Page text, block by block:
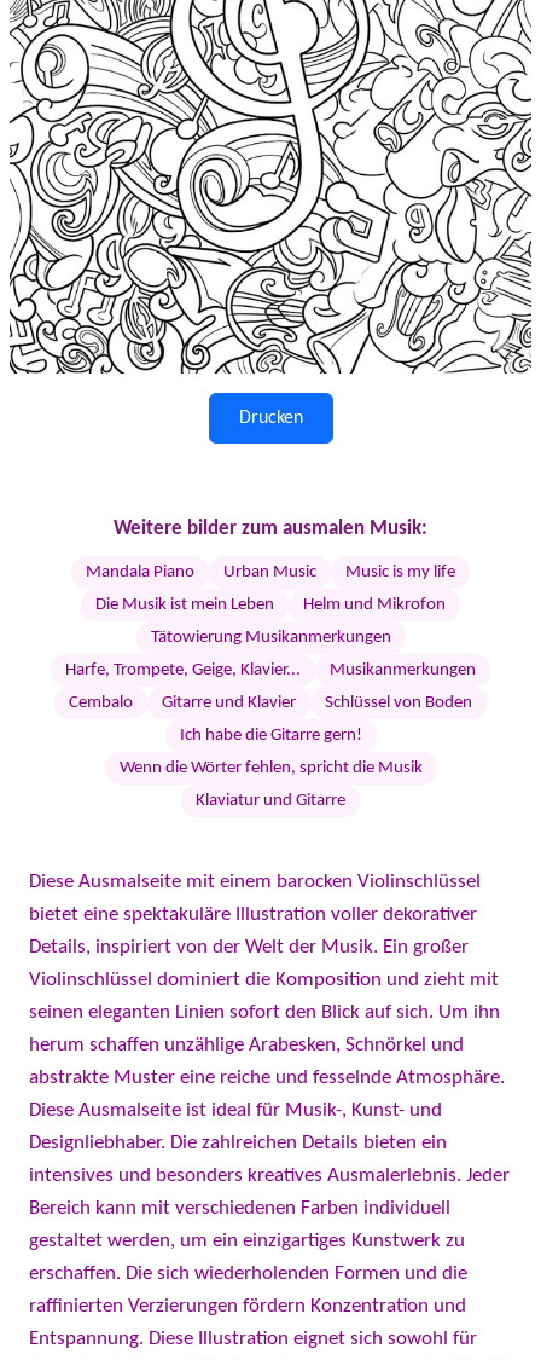
Drucken
Weitere bilder zum ausmalen Musik:
Mandala Piano Urban Music
Music is my life
Die Musik ist mein Leben
Helm und Mikrofon
Tätowierung Musikanmerkungen
Harfe, Trompete, Geige, Klavier...
Musikanmerkungen
Cembalo
Gitarre und Klavier
Schlüssel von Boden
Ich habe die Gitarre gern!
Wenn die Wörter fehlen, spricht die Musik
Klaviatur und Gitarre
Diese Ausmalseite mit einem barocken Violinschlüssel
bietet eine spektakuläre Illustration voller dekorativer
Details, inspiriert von der Welt der Musik. Ein großer
Violinschlüssel dominiert die Komposition und zieht mit
seinen eleganten Linien sofort den Blick auf sich. Um ihn
herum schaffen unzählige Arabesken, Schnörkel und
abstrakte Muster eine reiche und fesselnde Atmosphäre.
Diese Ausmalseite ist ideal für Musik-, Kunst- und
Designliebhaber. Die zahlreichen Details bieten ein
intensives und besonders kreatives Ausmalerlebnis. Jeder
Bereich kann mit verschiedenen Farben individuell
gestaltet werden, um ein einzigartiges Kunstwerk zu
erschaffen. Die sich wiederholenden Formen und die
raffinierten Verzierungen fördern Konzentration und
Entspannung. Diese Illustration eignet sich sowohl für